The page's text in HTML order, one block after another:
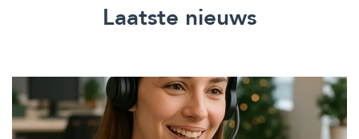
Laatste nieuws